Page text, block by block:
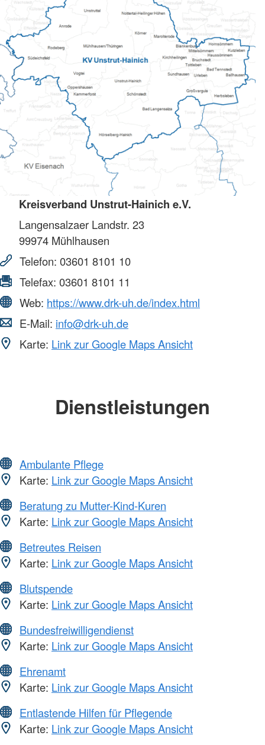
Kreisverband Unstrut-Hainich e.V.
Langensalzaer Landstr. 23
99974 Mühlhausen
Telefon: 03601 8101 10
Telefax: 03601 8101 11
Web: https://www.drk-uh.de/index.html
E-Mail: info@drk-uh.de
Karte: Link zur Google Maps Ansicht
Dienstleistungen
Ambulante Pflege
Karte: Link zur Google Maps Ansicht
Beratung zu Mutter-Kind-Kuren
Karte: Link zur Google Maps Ansicht
Betreutes Reisen
Karte: Link zur Google Maps Ansicht
Blutspende
Karte: Link zur Google Maps Ansicht
Bundesfreiwilligendienst
Karte: Link zur Google Maps Ansicht
Ehrenamt
Karte: Link zur Google Maps Ansicht
Entlastende Hilfen für Pflegende
Karte: Link zur Google Maps Ansicht